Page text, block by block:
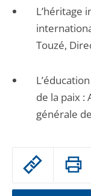
Passer
partage
L’héritage
Touzé,
de la paix :
générale